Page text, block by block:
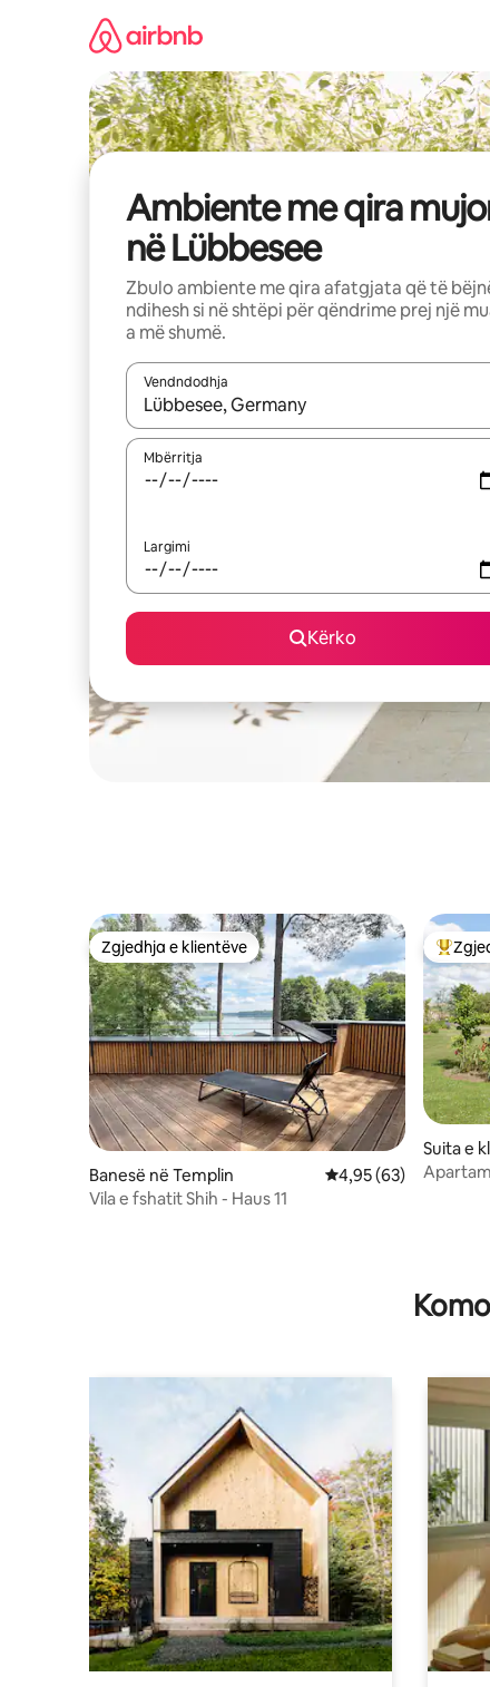
Ambiente me qira
në Lübbesee
Zbulo ambiente me qira afatgjata që të
ndihesh si në shtëpi për qëndrime prej një
a më shumë.
Vendndodhja
Kur rezultatet të jenë të disponueshme, lëviz
Mbërritja
Largimi
Kërko
Zgjedhja e klientëve
Zgjedhja e klientëve
Banesë në Templin Vlerësimi mesatar
4,95 (63)
Vila e fshatit Shih - Haus 11
Më të
Suita e